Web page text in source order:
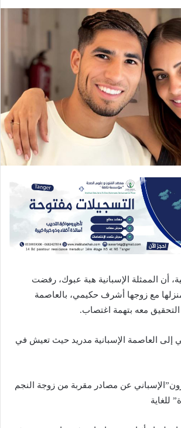
أن الممثلة الإسبانية هبة عبوك، رفضت
مع زوجها أشرف حكيمي، بالعاصمة
التحقيق معه بتهمة اغتصاب.
العاصمة الإسبانية مدريد حيث تعيش في
عن مصادر مقربة من زوجة النجم
للغاية